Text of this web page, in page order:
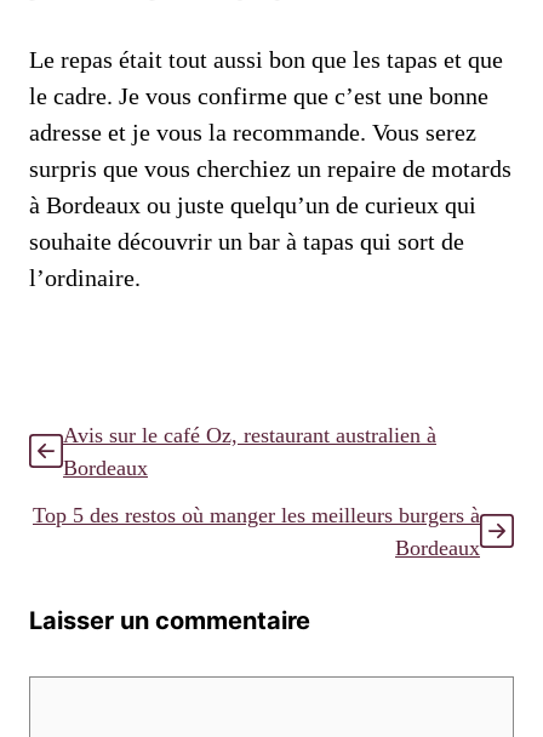
Le repas était tout aussi bon que les tapas et que
le cadre. Je vous confirme que c’est une bonne
adresse et je vous la recommande. Vous serez
surpris que vous cherchiez un repaire de motards
à Bordeaux ou juste quelqu’un de curieux qui
souhaite découvrir un bar à tapas qui sort de
l’ordinaire.
Avis sur le café Oz, restaurant australien à
Bordeaux
Top 5 des restos où manger les meilleurs burgers à
Bordeaux
Laisser un commentaire